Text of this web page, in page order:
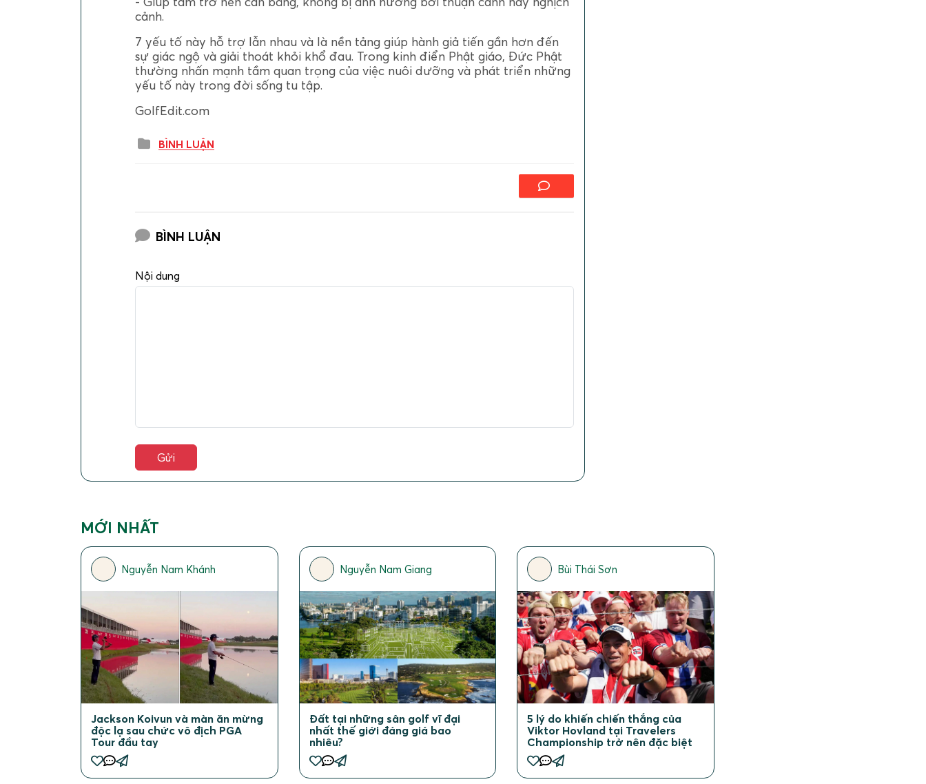
cảnh.
7 yếu tố này hỗ trợ lẫn nhau và là nền tảng giúp hành giả tiến gần hơn đến
sự giác ngộ và giải thoát khỏi khổ đau. Trong kinh điển Phật giáo, Đức Phật
thường nhấn mạnh tầm quan trọng của việc nuôi dưỡng và phát triển những
yếu tố này trong đời sống tu tập.
GolfEdit.com
BÌNH LUẬN
BÌNH LUẬN
Nội dung
MỚI NHẤT
Nguyễn Nam Khánh
Jackson Koivun và màn ăn mừng
độc lạ sau chức vô địch PGA
Tour đầu tay
Nguyễn Nam Giang
Đất tại những sân golf vĩ đại
nhất thế giới đáng giá bao
nhiêu?
Bùi Thái Sơn
5 lý do khiến chiến thắng của
Viktor Hovland tại Travelers
Championship trở nên đặc biệt